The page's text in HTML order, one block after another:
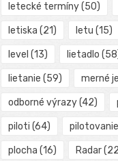
letecké termíny(50)
letiska (21) letu (15)
level (13) lietadlo
lietanie (59) merné
odborné výrazy(42)
piloti (64)
plocha (16) Radar